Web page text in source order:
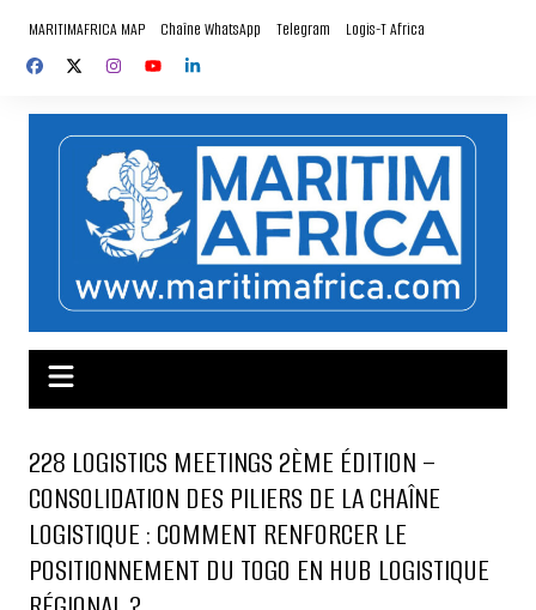
contenu
MARITIMAFRICA MAP Chaîne WhatsApp Telegram Logis-T Africa
228 LOGISTICS MEETINGS 2ÈME ÉDITION –
CONSOLIDATION DES PILIERS DE LA CHAÎNE
LOGISTIQUE : COMMENT RENFORCER LE
POSITIONNEMENT DU TOGO EN HUB LOGISTIQUE